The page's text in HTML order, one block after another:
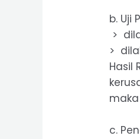
b. Uji
>
>
Hasil
c.